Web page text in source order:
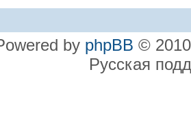
by phpBB ©
Русская